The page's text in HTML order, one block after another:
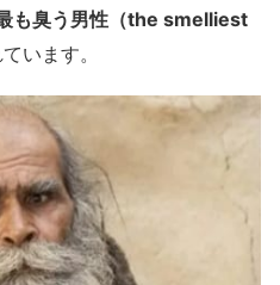
も臭う男性（the smelliest
います。